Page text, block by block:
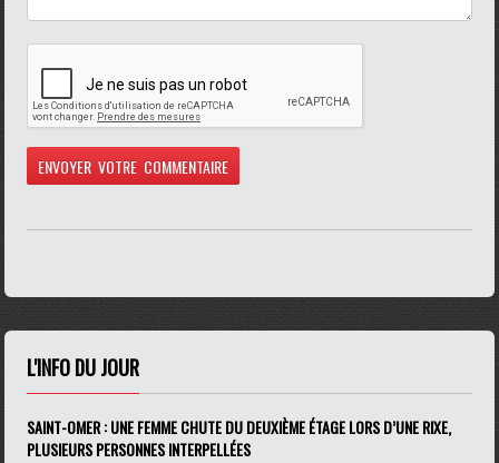
L'INFO DU JOUR
SAINT-OMER : UNE FEMME CHUTE DU DEUXIÈME ÉTAGE LORS D’UNE RIXE,
PLUSIEURS PERSONNES INTERPELLÉES